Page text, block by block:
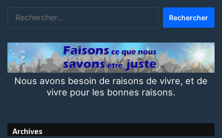
Nous avons besoin de raisons de vivre, et de
vivre pour les bonnes raisons.
Archives